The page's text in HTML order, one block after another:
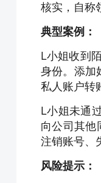
核实，自称
典型案例：
L小姐收到
身份。添加
私人账户转
L小姐未通
向公司其他
注销账号、
风险提示：